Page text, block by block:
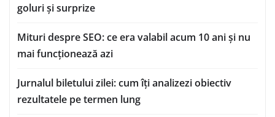
goluri și surprize
Mituri despre SEO: ce era valabil acum 10 ani și nu
mai funcționează azi
Jurnalul biletului zilei: cum îți analizezi obiectiv
rezultatele pe termen lung